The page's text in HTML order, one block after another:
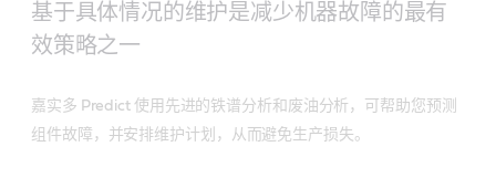
基于具体情况的维护是减少机器故障的最有
效策略之一
嘉实多 Predict 使用先进的铁谱分析和废油分析，可帮助您预测
组件故障，并安排维护计划，从而避免生产损失。